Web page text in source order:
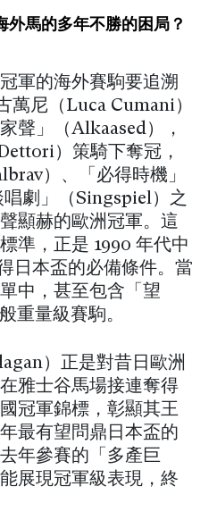
外馬的多年不勝的困局？
軍的海外賽駒要追溯
萬尼（Luca Cumani）
聲」（Alkaased），
）策騎下奪冠，
）、「必得時機」
唱劇」（Singspiel）之
顯赫的歐洲冠軍。這
準，正是 1990 年代中
日本盃的必備條件。當
中，甚至包含「望
重量級賽駒。
）正是對昔日歐洲
雅士谷馬場接連奪得
冠軍錦標，彰顯其王
最有望問鼎日本盃的
年參賽的「多產巨
展現冠軍級表現，終